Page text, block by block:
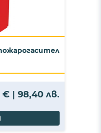
€ | 98,40 лв.